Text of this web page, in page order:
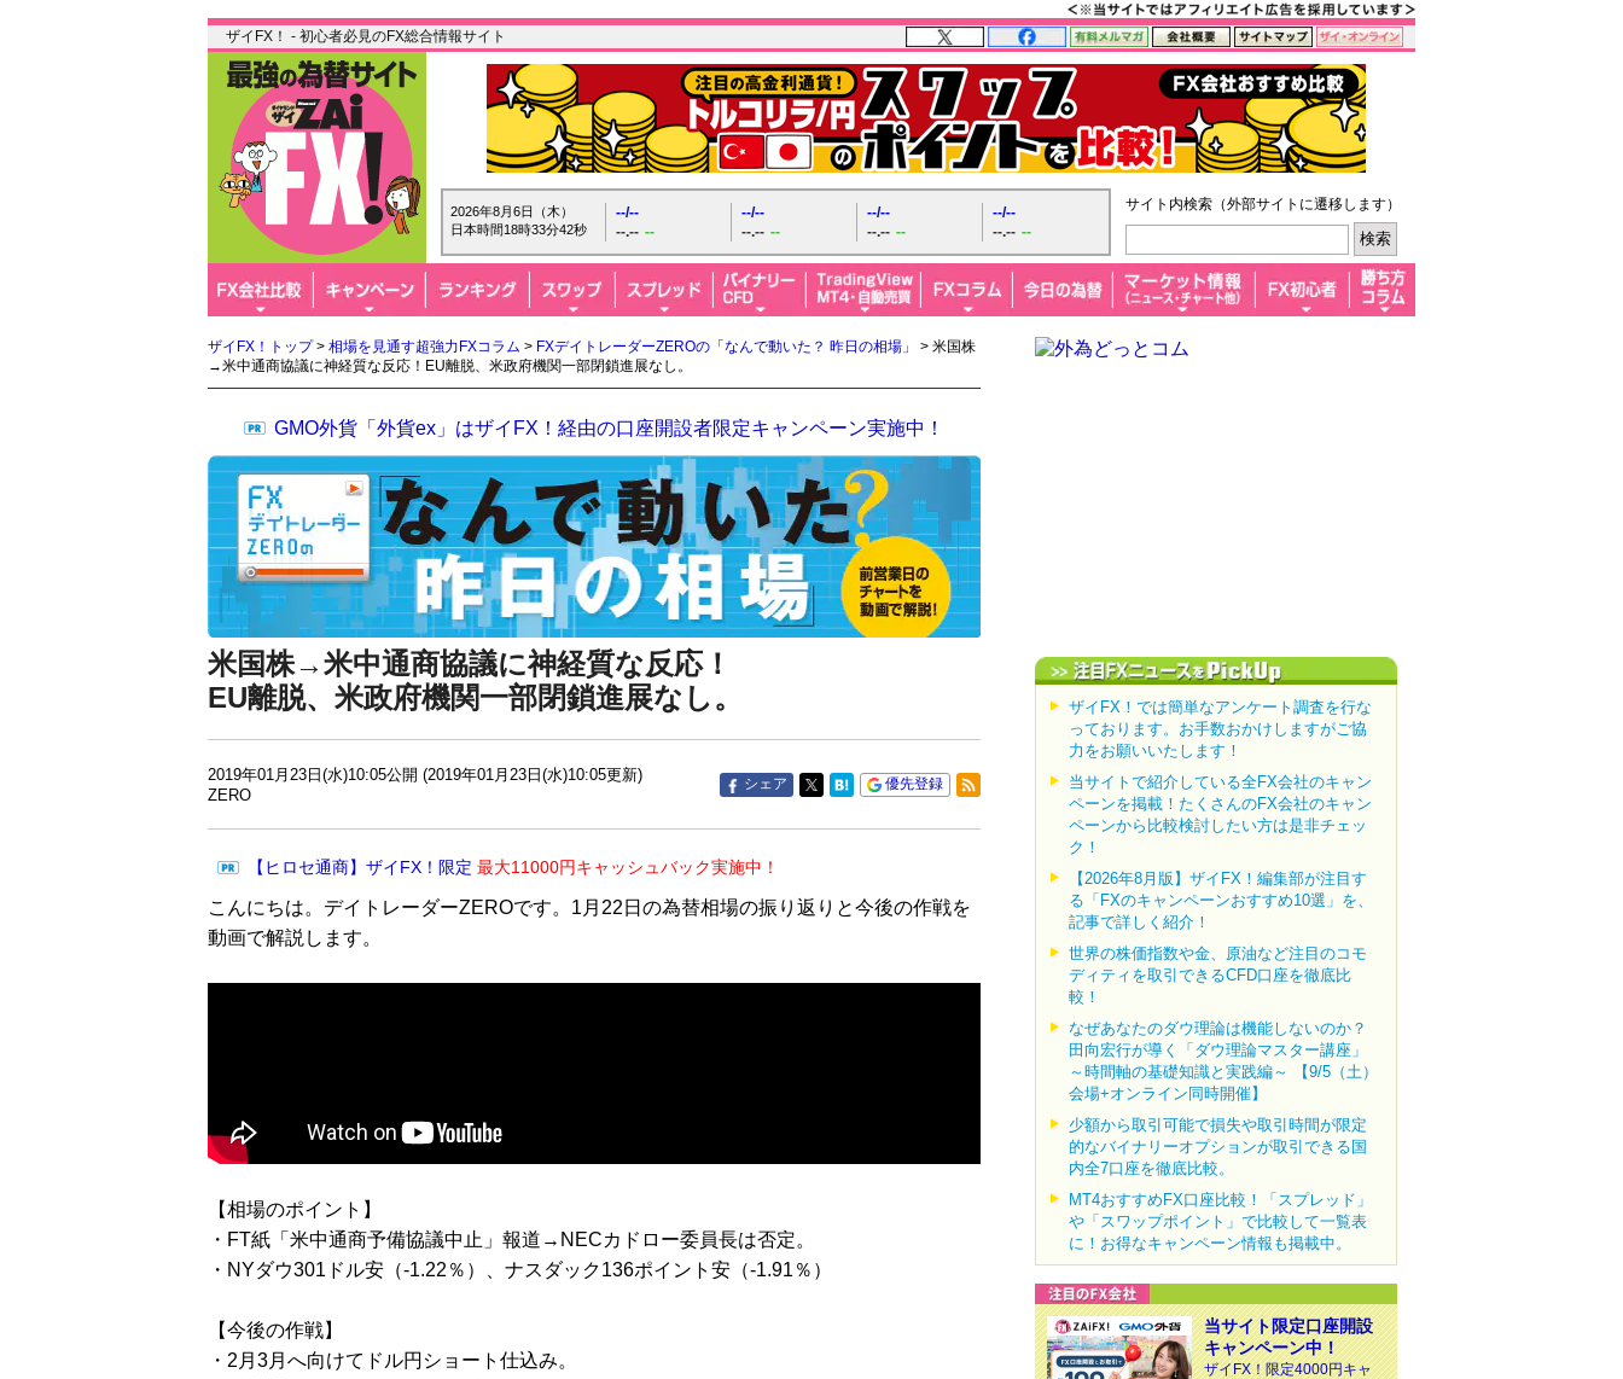
ザイFX！ - 初心者必見のFX総合情報サイト
2026年8月6日（木）
日本時間18時33分43秒
--/--
--.-- --
--/--
--.-- --
--/--
--.-- --
--/--
--.-- --
サイト内検索（外部サイトに遷移します）
ザイFX！トップ> 相場を見通す超強力FXコラム > FXデイトレーダーZEROの「なんで動いた？ 昨日の相場」
> 米国株
→米中通商協議に神経質な反応！EU離脱、米政府機関一部閉鎖進展なし。
GMO外貨「外貨ex」はザイFX！経由の口座開設者限定キャンペーン実施中！
米国株→米中通商協議に神経質な反応！
EU離脱、米政府機関一部閉鎖進展なし。
2019年01月23日(水)10:05公開 (2019年01月23日(水)10:05更新)
ZERO
シェア 優先登録
【ヒロセ通商】ザイFX！限定 最大11000円キャッシュバック実施中！
こんにちは。デイトレーダーZEROです。1月22日の為替相場の振り返りと今後の作戦を
動画で解説します。
【相場のポイント】
・FT紙「米中通商予備協議中止」報道→NECカドロー委員長は否定。
・NYダウ301ドル安（-1.22％）、ナスダック136ポイント安（-1.91％）
【今後の作戦】
・2月3月へ向けてドル円ショート仕込み。
ザイFX！では簡単なアンケート調査を行な
っております。お手数おかけしますがご協
力をお願いいたします！
当サイトで紹介している全FX会社のキャン
ペーンを掲載！たくさんのFX会社のキャン
ペーンから比較検討したい方は是非チェッ
ク！
【2026年8月版】ザイFX！編集部が注目す
る「FXのキャンペーンおすすめ10選」を、
記事で詳しく紹介！
世界の株価指数や金、原油など注目のコモ
ディティを取引できるCFD口座を徹底比
較！
なぜあなたのダウ理論は機能しないのか？
田向宏行が導く「ダウ理論マスター講座」
～時間軸の基礎知識と実践編～ 【9/5（土）
会場+オンライン同時開催】
少額から取引可能で損失や取引時間が限定
的なバイナリーオプションが取引できる国
内全7口座を徹底比較。
MT4おすすめFX口座比較！「スプレッド」
や「スワップポイント」で比較して一覧表
に！お得なキャンペーン情報も掲載中。
当サイト限定口座開設
キャンペーン中！
ザイFX！限定4000円キャ